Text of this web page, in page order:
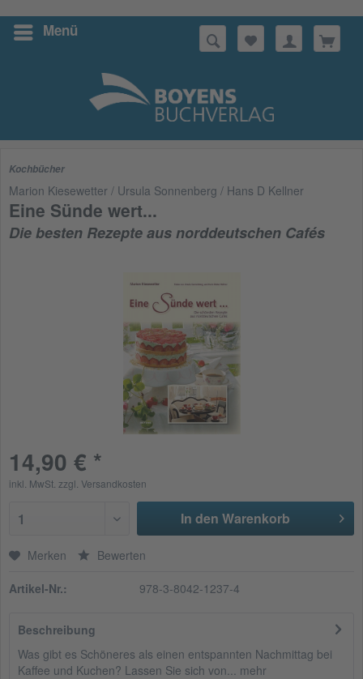
Menü
Suchen
Kochbücher
Marion Kiesewetter / Ursula Sonnenberg / Hans D Kellner
Eine Sünde wert...
Die besten Rezepte aus norddeutschen Cafés
14,90 € *
inkl. MwSt. zzgl. Versandkosten
1 In den Warenkorb
Merken Bewerten
Artikel-Nr.: 978-3-8042-1237-4
Beschreibung
Was gibt es Schöneres als einen entspannten Nachmittag bei
Kaffee und Kuchen? Lassen Sie sich von... mehr